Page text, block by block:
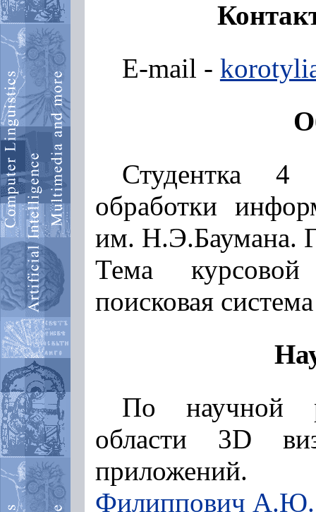
E-mail -
Студентка 4
обработки
им. Н.Э.Баумана.
Тема
поисковая
По научной
области 3D
приложений.
Филиппович А.Ю.